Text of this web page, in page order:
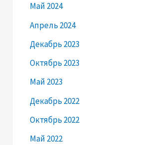
Май 2024
Апрель 2024
Декабрь 2023
Октябрь 2023
Май 2023
Декабрь 2022
Октябрь 2022
Май 2022